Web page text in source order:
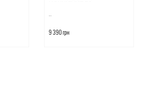
9 390 грн